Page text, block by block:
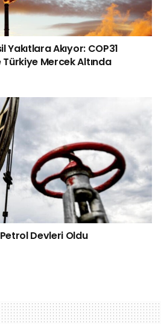
Akıyor: COP31
Mercek Altında
Devleri Oldu